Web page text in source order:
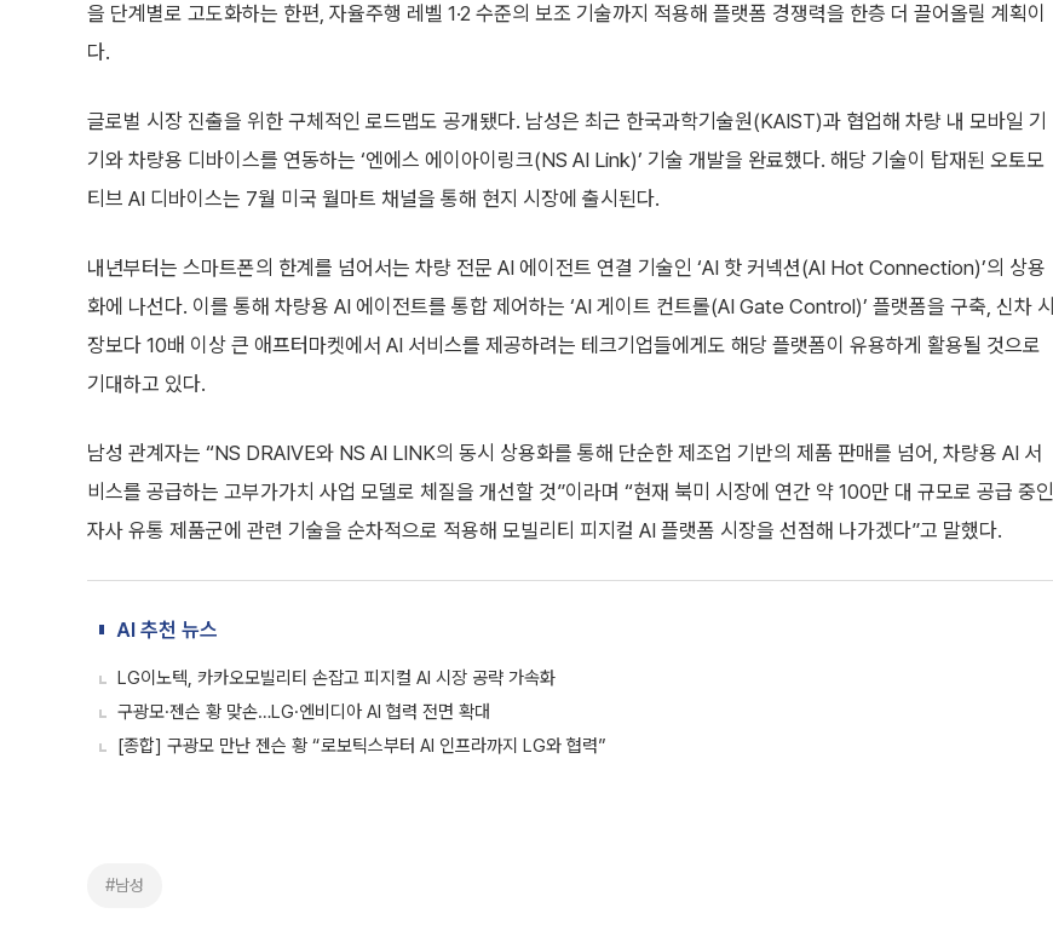
을 단계별로 고도화하는 한편, 자율주행 레벨 1·2 수준의 보조 기술까지 적용해 플랫폼 경쟁력을 한층 더 끌어올릴 계획이
다.
글로벌 시장 진출을 위한 구체적인 로드맵도 공개됐다. 남성은 최근 한국과학기술원(KAIST)과 협업해 차량 내 모바일 기
기와 차량용 디바이스를 연동하는 ‘엔에스 에이아이링크(NS AI Link)’ 기술 개발을 완료했다. 해당 기술이 탑재된 오토모
티브 AI 디바이스는 7월 미국 월마트 채널을 통해 현지 시장에 출시된다.
내년부터는 스마트폰의 한계를 넘어서는 차량 전문 AI 에이전트 연결 기술인 ‘AI 핫 커넥션(AI Hot Connection)’의 상용
화에 나선다. 이를 통해 차량용 AI 에이전트를 통합 제어하는 ‘AI 게이트 컨트롤(AI Gate Control)’ 플랫폼을 구축, 신차 시
장보다 10배 이상 큰 애프터마켓에서 AI 서비스를 제공하려는 테크기업들에게도 해당 플랫폼이 유용하게 활용될 것으로
기대하고 있다.
남성 관계자는 “NS DRAIVE와 NS AI LINK의 동시 상용화를 통해 단순한 제조업 기반의 제품 판매를 넘어, 차량용 AI 서
비스를 공급하는 고부가가치 사업 모델로 체질을 개선할 것”이라며 “현재 북미 시장에 연간 약 100만 대 규모로 공급 중인
자사 유통 제품군에 관련 기술을 순차적으로 적용해 모빌리티 피지컬 AI 플랫폼 시장을 선점해 나가겠다”고 말했다.
AI 추천 뉴스
LG이노텍, 카카오모빌리티 손잡고 피지컬 AI 시장 공략 가속화
구광모·젠슨 황 맞손…LG·엔비디아 AI 협력 전면 확대
[종합] 구광모 만난 젠슨 황 “로보틱스부터 AI 인프라까지 LG와 협력”
#남성